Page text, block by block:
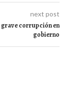
next post
grave corrupción en
gobierno